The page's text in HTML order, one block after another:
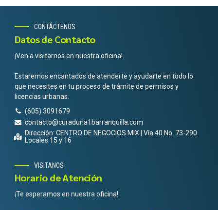
CONTÁCTENOS
Datos de Contacto
¡Ven a visitarnos en nuestra oficina!
Estaremos encantados de atenderte y ayudarte en todo lo
que necesites en tu proceso de trámite de permisos y
licencias urbanas.
(605) 3091679
contacto@curaduria1barranquilla.com
Dirección: CENTRO DE NEGOCIOS MIX | Vía 40 No. 73-290
Locales 15 y 16
VISITANOS
Horario de Atención
¡Te esperamos en nuestra oficina!